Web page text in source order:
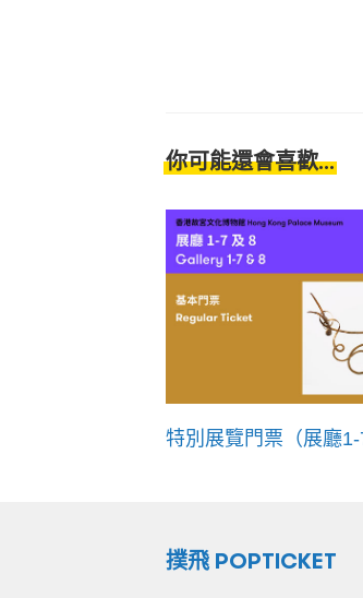
你可能還會喜歡...
特別展覽門票（展廳1-
撲飛 POPTICKET